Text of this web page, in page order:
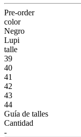
Pre-order
color
Negro
Lupi
talle
39
40
41
42
43
44
Guía de talles
Cantidad
-